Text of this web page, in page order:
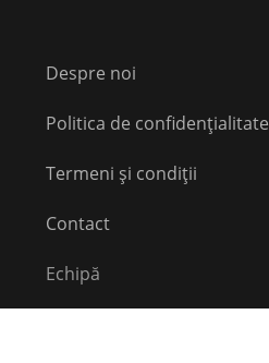
Despre noi
Politica de confidențialitate
Termeni și condiții
Contact
Echipă